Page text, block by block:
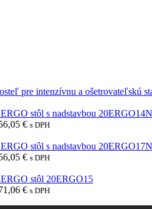
pre intenzívnu a ošetrovateľskú
stôl s nadstavbou 20ERGO14N
€ s DPH
stôl s nadstavbou 20ERGO17N
€ s DPH
stôl 20ERGO15
€ s DPH